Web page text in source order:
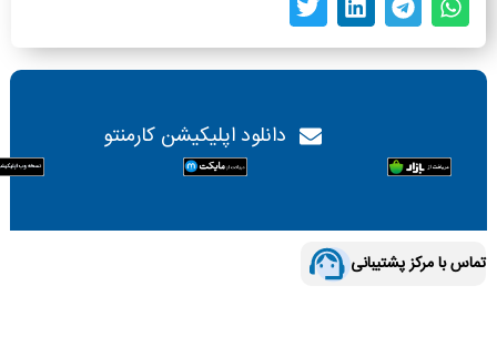
دانلود اپلیکیشن کارمنتو
تماس با مرکز پشتیبانی